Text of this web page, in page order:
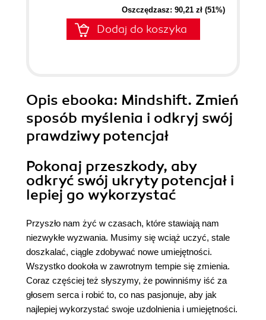
Oszczędzasz: 90,21 zł (51%)
Dodaj do koszyka
Opis ebooka: Mindshift. Zmień
sposób myślenia i odkryj swój
prawdziwy potencjał
Pokonaj przeszkody, aby
odkryć swój ukryty potencjał i
lepiej go wykorzystać
Przyszło nam żyć w czasach, które stawiają nam
niezwykłe wyzwania. Musimy się wciąż uczyć, stale
doszkalać, ciągle zdobywać nowe umiejętności.
Wszystko dookoła w zawrotnym tempie się zmienia.
Coraz częściej też słyszymy, że powinniśmy iść za
głosem serca i robić to, co nas pasjonuje, aby jak
najlepiej wykorzystać swoje uzdolnienia i umiejętności.